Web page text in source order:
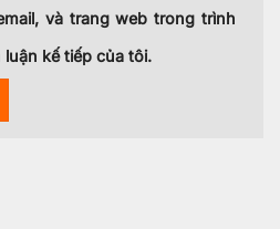
và trang web trong trình
kế tiếp của tôi.